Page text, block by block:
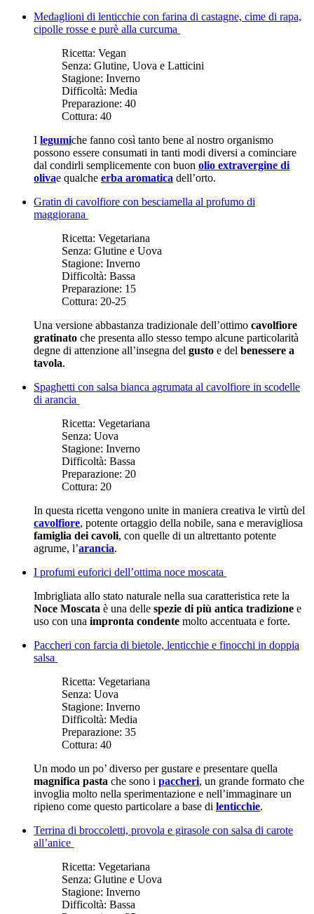
Medaglioni di lenticchie con farina di castagne, cime di rapa,
cipolle rosse e purè alla curcuma
Ricetta: Vegan
Senza: Glutine, Uova e Latticini
Stagione: Inverno
Difficoltà: Media
Preparazione: 40
Cottura: 40
I legumiche fanno così tanto bene al nostro organismo
possono essere consumati in tanti modi diversi a cominciare
dal condirli semplicemente con buon olio extravergine di
olivae qualche erba aromatica dell’orto.
Gratin di cavolfiore con besciamella al profumo di
maggiorana
Ricetta: Vegetariana
Senza: Glutine e Uova
Stagione: Inverno
Difficoltà: Bassa
Preparazione: 15
Cottura: 20-25
Una versione abbastanza tradizionale dell’ottimo cavolfiore
gratinato che presenta allo stesso tempo alcune particolarità
degne di attenzione all’insegna del gusto e del benessere a
tavola.
Spaghetti con salsa bianca agrumata al cavolfiore in scodelle
di arancia
Ricetta: Vegetariana
Senza: Uova
Stagione: Inverno
Difficoltà: Bassa
Preparazione: 20
Cottura: 20
In questa ricetta vengono unite in maniera creativa le virtù del
cavolfiore, potente ortaggio della nobile, sana e meravigliosa
famiglia dei cavoli, con quelle di un altrettanto potente
agrume, l’arancia.
I profumi euforici dell’ottima noce moscata
Imbrigliata allo stato naturale nella sua caratteristica rete la
Noce Moscata è una delle spezie di più antica tradizione e
uso con una impronta condente molto accentuata e forte.
Paccheri con farcia di bietole, lenticchie e finocchi in doppia
salsa
Ricetta: Vegetariana
Senza: Uova
Stagione: Inverno
Difficoltà: Media
Preparazione: 35
Cottura: 40
Un modo un po’ diverso per gustare e presentare quella
magnifica pasta che sono i paccheri, un grande formato che
invoglia molto nella sperimentazione e nell’immaginare un
ripieno come questo particolare a base di lenticchie.
Terrina di broccoletti, provola e girasole con salsa di carote
all’anice
Ricetta: Vegetariana
Senza: Glutine e Uova
Stagione: Inverno
Difficoltà: Bassa